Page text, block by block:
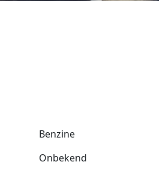
Benzine
Onbekend